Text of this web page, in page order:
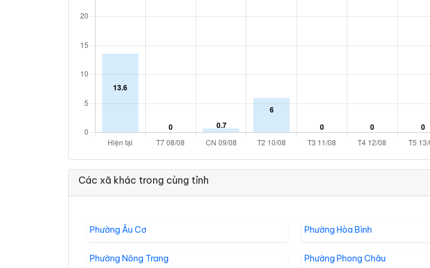
Các xã khác trong cùng tỉnh
Phường Âu Cơ Phường Hòa Bình
Phường Nông Trang Phường Phong Châu